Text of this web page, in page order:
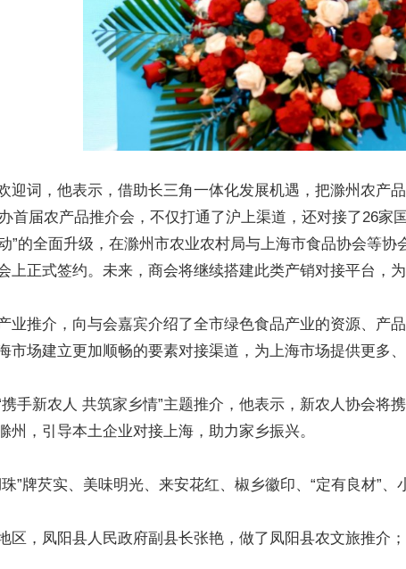
迎词，他表示，借助长三角一体化发展机遇，把滁州农
首届农产品推介会，不仅打通了沪上渠道，还对接了26
”的全面升级，在滁州市农业农村局与上海市食品协会等
上正式签约。未来，商会将继续搭建此类产销对接平台，
业推介，向与会嘉宾介绍了全市绿色食品产业的资源、产
市场建立更加顺畅的要素对接渠道，为上海市场提供更多、
手新农人 共筑家乡情”主题推介，他表示，新农人协会
，引导本土企业对接上海，助力家乡振兴。
”牌芡实、美味明光、来安花红、椒乡徽印、“定有良材”
区，凤阳县人民政府副县长张艳，做了凤阳县农文旅推介；